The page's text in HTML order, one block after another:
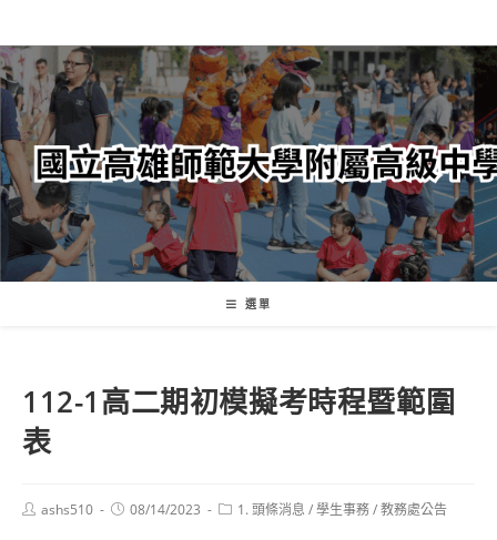
轉
至
主
內
容
選單
112-1高二期初模擬考時程暨範圍
表
Postashs510
Post08/14/2023
Post1. 頭條消息 /學生事務/教務處公告